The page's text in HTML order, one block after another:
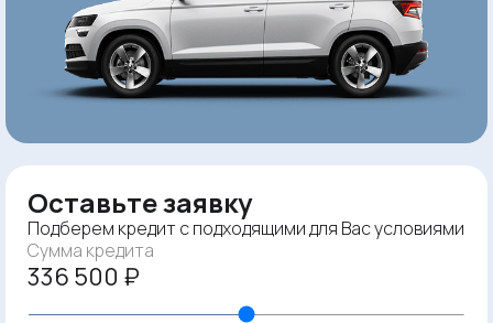
Оставьте заявку
Подберем кредит с подходящими для Вас условиями
Сумма кредита
336 500 ₽